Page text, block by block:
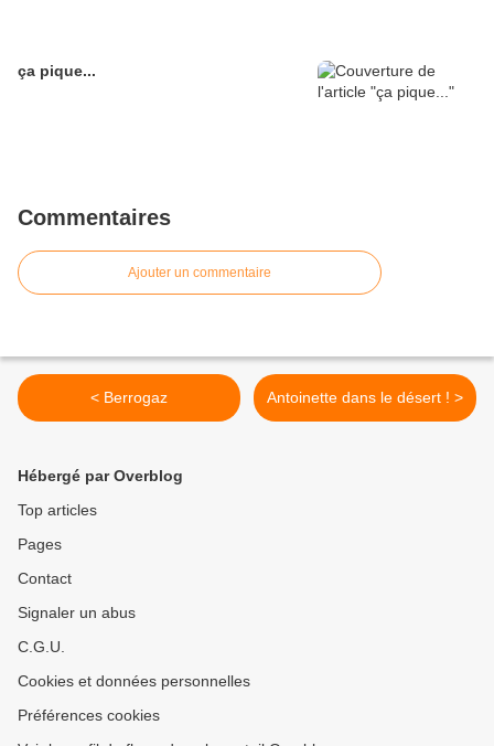
ça pique...
Commentaires
Ajouter un commentaire
< Berrogaz Antoinette dans le désert ! >
Hébergé par Overblog
Top articles
Pages
Contact
Signaler un abus
C.G.U.
Cookies et données personnelles
Préférences cookies